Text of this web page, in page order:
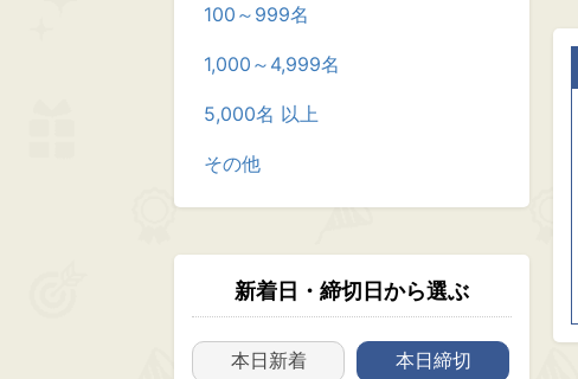
100～999名
1,000～4,999名
5,000名 以上
その他
新着日・締切日から選ぶ
本日新着 本日締切